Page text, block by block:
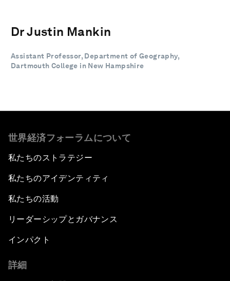
Dr Justin Mankin
Assistant Professor, Department of Geography,
Dartmouth College in New Hampshire
世界経済フォーラムについて
私たちのストラテジー
私たちのアイデンティティ
私たちの活動
リーダーシップとガバナンス
インパクト
詳細